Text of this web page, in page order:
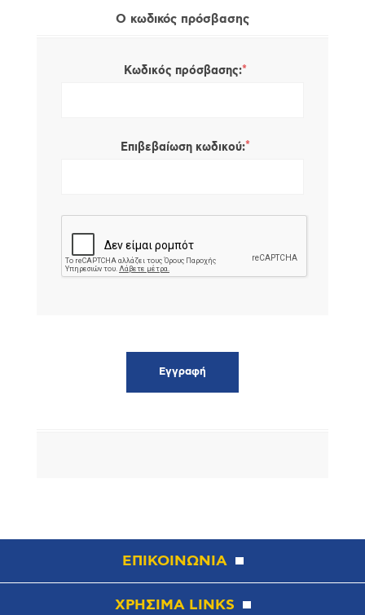
Ο κωδικός πρόσβασης
Κωδικός πρόσβασης:*
Επιβεβαίωση κωδικού:*
ΕΠΙΚΟΙΝΩΝΙΑ
ΧΡΗΣΙΜΑ LINKS